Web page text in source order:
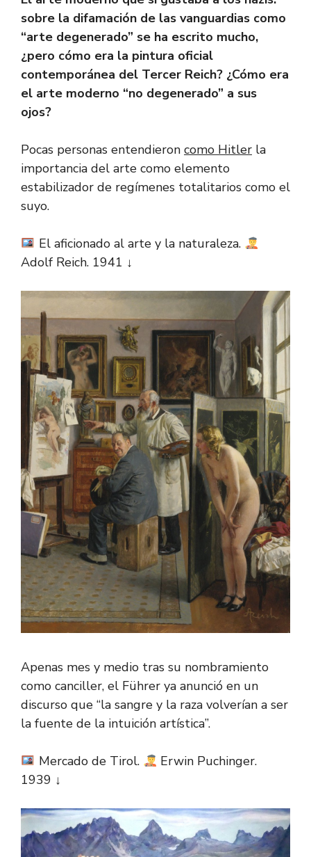
e
b
o
ok
e
gr
a
m
at
s
A
p
p
n
e
a
m
e
e
sk
y
p
y
Li
n
k
m
p
ar
tir
sobre la difamación de las vanguardias como
“arte degenerado” se ha escrito mucho,
¿pero cómo era la pintura oficial
contemporánea del Tercer Reich? ¿Cómo era
el arte moderno “no degenerado” a sus
ojos?
Pocas personas entendieron como Hitler la
importancia del arte como elemento
estabilizador de regímenes totalitarios como el
suyo.
El aficionado al arte y la naturaleza.
Adolf Reich. 1941 ↓
Apenas mes y medio tras su nombramiento
como canciller, el Führer ya anunció en un
discurso que “la sangre y la raza volverían a ser
la fuente de la intuición artística”.
Mercado de Tirol.
Erwin Puchinger.
1939 ↓